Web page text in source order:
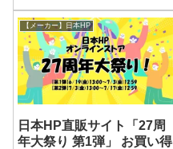
型ノート
【メーカー】日本HP
日本HP直販サイト「27周
年大祭り 第1弾」 お買い得